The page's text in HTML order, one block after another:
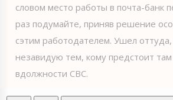
словом место работы в почта-банк
раз подумайте, приняв решение
сэтим работодателем. Ушел
незавидую тем, кому предстоит
вдолжности СВС.